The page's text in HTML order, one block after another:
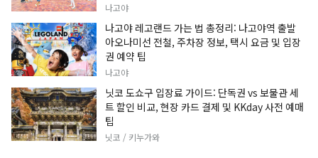
나고야
나고야 레고랜드 가는 법 총정리: 나고야역 출발
아오나미선 전철, 주차장 정보, 택시 요금 및 입장
권 예약 팁
나고야
닛코 도쇼구 입장료 가이드: 단독권 vs 보물관 세
트 할인 비교, 현장 카드 결제 및 KKday 사전 예매
팁
닛코 / 키누가와